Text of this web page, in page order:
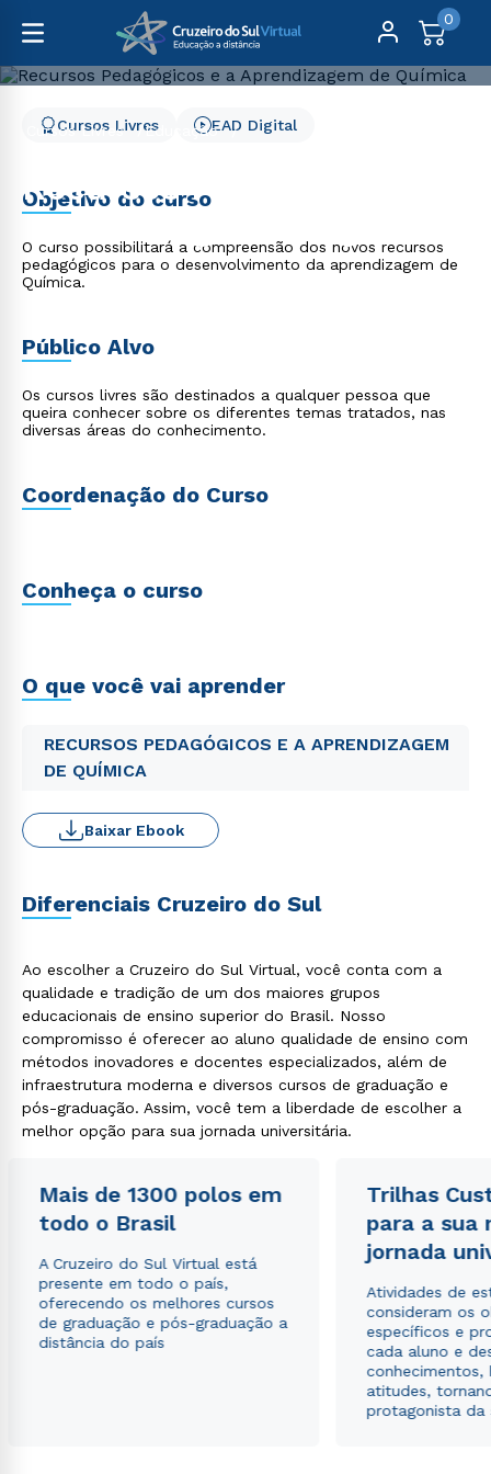
0
Cursos Livres
Educação
Recursos Pedagógicos e a
Aprendizagem de Química
Cursos Livres EAD Digital
Objetivo do curso
O curso possibilitará a compreensão dos novos recursos
pedagógicos para o desenvolvimento da aprendizagem de
Química.
Público Alvo
Os cursos livres são destinados a qualquer pessoa que
queira conhecer sobre os diferentes temas tratados, nas
diversas áreas do conhecimento.
Coordenação do Curso
Conheça o curso
O que você vai aprender
RECURSOS PEDAGÓGICOS E A APRENDIZAGEM
DE QUÍMICA
Baixar Ebook
Diferenciais Cruzeiro do Sul
Ao escolher a Cruzeiro do Sul Virtual, você conta com a
qualidade e tradição de um dos maiores grupos
educacionais de ensino superior do Brasil. Nosso
compromisso é oferecer ao aluno qualidade de ensino com
métodos inovadores e docentes especializados, além de
infraestrutura moderna e diversos cursos de graduação e
pós-graduação. Assim, você tem a liberdade de escolher a
melhor opção para sua jornada universitária.
Mais de 1300 polos em
todo o Brasil
A Cruzeiro do Sul Virtual está
presente em todo o país,
oferecendo os melhores cursos
de graduação e pós-graduação a
distância do país
Trilhas
para a sua
jornada
Atividades de
consideram os
específicos e
cada aluno e
conhecimentos,
atitudes,
protagonista da